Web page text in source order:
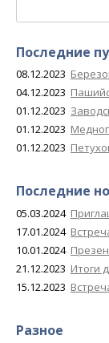
Последние
08.12.2023
04.12.2023
01.12.2023
01.12.2023
01.12.2023
Последние
05.03.2024
17.01.2024
10.01.2024
21.12.2023 Итоги
15.12.2023
Разное